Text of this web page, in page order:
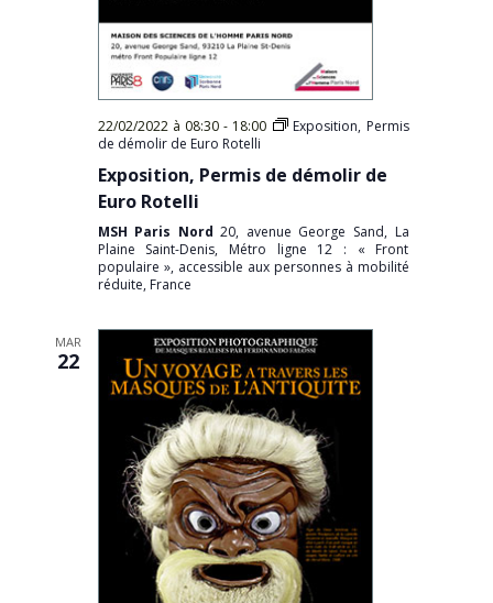
22/02/2022 à 08:30- 18:00
Exposition, Permis
de démolir de Euro Rotelli
Exposition, Permis de démolir de
Euro Rotelli
MSH Paris Nord20, avenue George Sand, La
Plaine Saint-Denis, Métro ligne 12 : « Front
populaire », accessible aux personnes à mobilité
réduite, France
MAR
22